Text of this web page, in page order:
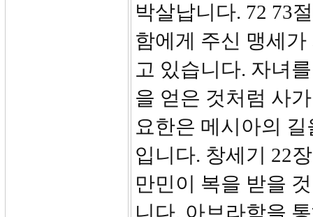
박살납니다. 72 73
함에게 주신 맹세
고 있습니다. 자녀
을 얻은 것처럼 사
요한은 메시아의
입니다. 창세기 22
만민이 복을 받을
니다. 아브라함을